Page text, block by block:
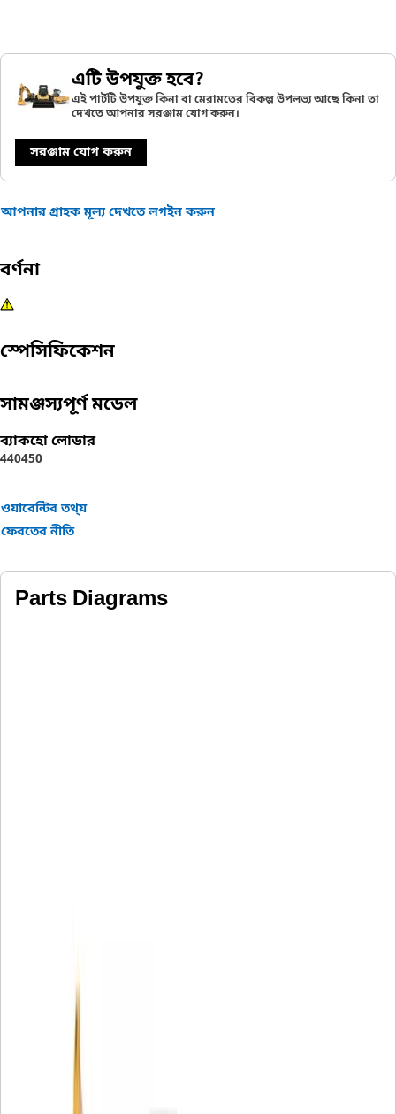
এটি উপযুক্ত হবে?
এই পার্টটি উপযুক্ত কিনা বা মেরামতের বিকল্প উপলভ্য আছে কিনা তা
দেখতে আপনার সরঞ্জাম যোগ করুন।
সরঞ্জাম যোগ করুন
আপনার গ্রাহক মূল্য দেখতে লগইন করুন
বর্ণনা
স্পেসিফিকেশন
সামঞ্জস্যপূর্ণ মডেল
ব্যাকহো লোডার
440450
ওয়ারেন্টির তথ্য়
ফেরতের নীতি
Parts Diagrams